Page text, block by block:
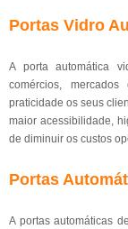
Portas Vidro
A porta automática
comércios,
praticidade os seus
maior acessibilidade,
de diminuir os custos
Portas
A portas automáticas